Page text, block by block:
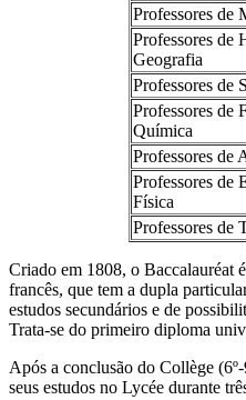
Professores de
Professores de
Geografia
Professores de
Professores de
Química
Professores de
Professores de
Física
Professores de
Criado em 1808, o Baccalauréat
francês, que tem a dupla
estudos secundários e de
Trata-se do primeiro diploma
Após a conclusão do Collège
seus estudos no Lycée durante